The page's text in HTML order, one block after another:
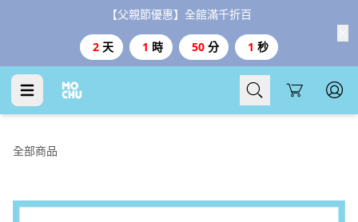
【父親節優惠】全館滿千折百
2 天 1 時 50 分 1 秒
Cart
全部商品